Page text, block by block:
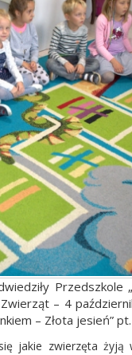
Przedszkole
– 4
– Złota jesień”
jakie zwierzęta